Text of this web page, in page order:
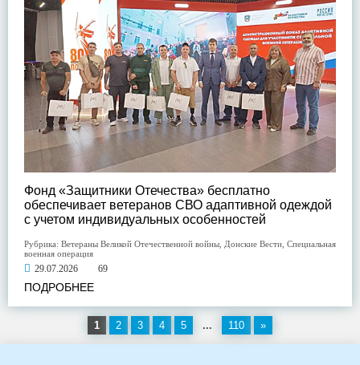
Фонд «Защитники Отечества» бесплатно
обеспечивает ветеранов СВО адаптивной одеждой
с учетом индивидуальных особенностей
Рубрика: Ветераны Великой Отечественной войны Донские Вести Специальная
военная операция
29.07.2026 69
ПОДРОБНЕЕ
1 2 3 4 5 ... 110 »